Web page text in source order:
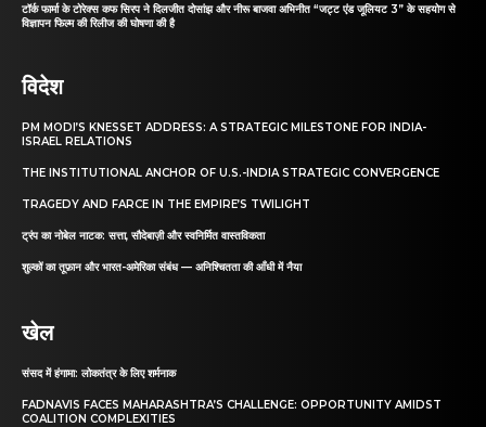
टॉर्क फार्मा के टोरेक्स कफ सिरप ने दिलजीत दोसांझ और नीरू बाजवा अभिनीत “जट्ट एंड जूलियट 3” के सहयोग से
विज्ञापन फिल्म की रिलीज की घोषणा की है
विदेश
PM MODI’S KNESSET ADDRESS: A STRATEGIC MILESTONE FOR INDIA-
ISRAEL RELATIONS
THE INSTITUTIONAL ANCHOR OF U.S.-INDIA STRATEGIC CONVERGENCE
TRAGEDY AND FARCE IN THE EMPIRE’S TWILIGHT
ट्रंप का नोबेल नाटक: सत्ता, सौदेबाज़ी और स्वनिर्मित वास्तविकता
शुल्कों का तूफ़ान और भारत-अमेरिका संबंध — अनिश्चितता की आँधी में नैया
खेल
संसद में हंगामा: लोकतंत्र के लिए शर्मनाक
FADNAVIS FACES MAHARASHTRA’S CHALLENGE: OPPORTUNITY AMIDST
COALITION COMPLEXITIES